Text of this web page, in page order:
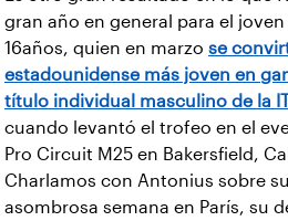
gran año en general para el joven
16años, quien en marzo se
estadounidense más joven en
título individual masculino de la
cuando levantó el trofeo en el
Pro Circuit M25 en Bakersfield,
Charlamos con Antonius sobre su
asombrosa semana en París, su